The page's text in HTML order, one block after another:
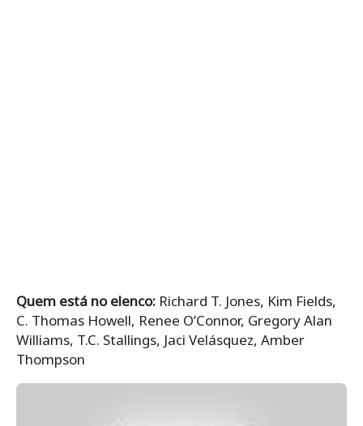
Quem está no elenco: Richard T. Jones, Kim Fields,
C. Thomas Howell, Renee O’Connor, Gregory Alan
Williams, T.C. Stallings, Jaci Velásquez, Amber
Thompson